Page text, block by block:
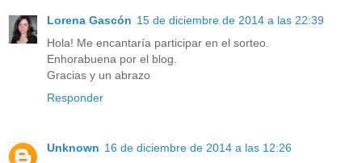
Lorena Gascón 15 de diciembre de 2014 a las 22:39
Hola! Me encantaría participar en el sorteo.
Enhorabuena por el blog.
Gracias y un abrazo
Responder
Unknown 16 de diciembre de 2014 a las 12:26